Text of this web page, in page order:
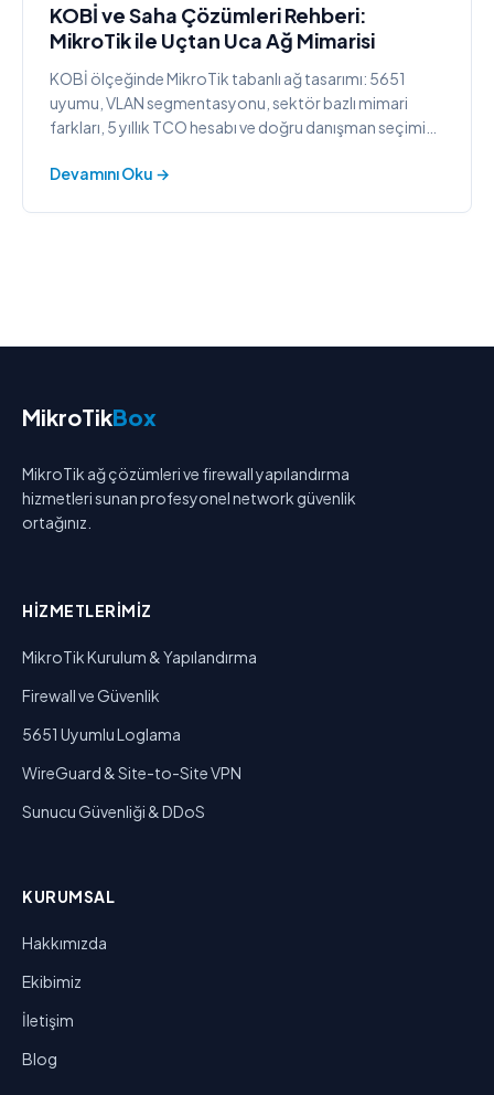
KOBİ ve Saha Çözümleri Rehberi:
MikroTik ile Uçtan Uca Ağ Mimarisi
KOBİ ölçeğinde MikroTik tabanlı ağ tasarımı: 5651
uyumu, VLAN segmentasyonu, sektör bazlı mimari
farkları, 5 yıllık TCO hesabı ve doğru danışman seçimi
Devamını Oku →
MikroTikBox
MikroTik ağ çözümleri ve firewall yapılandırma
hizmetleri sunan profesyonel network güvenlik
ortağınız.
HIZMETLERIMIZ
MikroTik Kurulum & Yapılandırma
Firewall ve Güvenlik
5651 Uyumlu Loglama
WireGuard & Site-to-Site VPN
Sunucu Güvenliği & DDoS
KURUMSAL
Hakkımızda
Ekibimiz
İletişim
Blog